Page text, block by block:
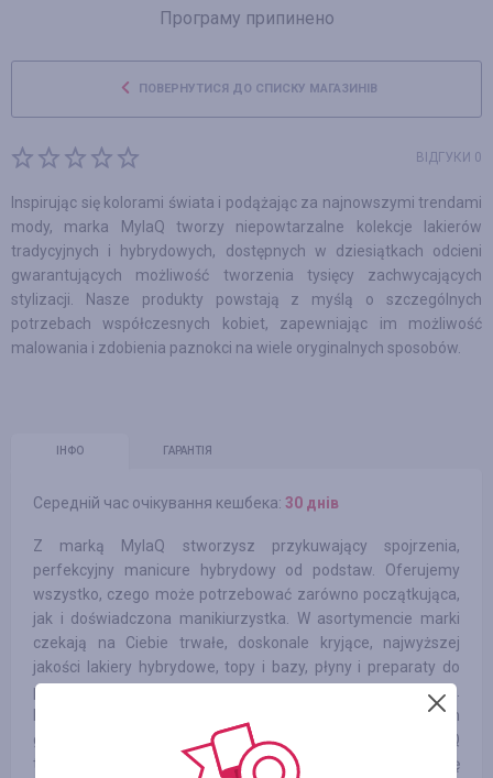
Програму припинено
ПОВЕРНУТИСЯ ДО СПИСКУ МАГАЗИНІВ
ВІДГУКИ 0
Inspirując się kolorami świata i podążając za najnowszymi trendami
mody, marka MylaQ tworzy niepowtarzalne kolekcje lakierów
tradycyjnych i hybrydowych, dostępnych w dziesiątkach odcieni
gwarantujących możliwość tworzenia tysięcy zachwycających
stylizacji. Nasze produkty powstają z myślą o szczególnych
potrzebach współczesnych kobiet, zapewniając im możliwość
malowania i zdobienia paznokci na wiele oryginalnych sposobów.
ІНФО ГАРАНТІЯ
Середній час очікування кешбека: 30 днів
Z marką MylaQ stworzysz przykuwający spojrzenia,
perfekcyjny manicure hybrydowy od podstaw. Oferujemy
wszystko, czego może potrzebować zarówno początkująca,
jak i doświadczona manikiurzystka. W asortymencie marki
czekają na Ciebie trwałe, doskonale kryjące, najwyższej
jakości lakiery hybrydowe, topy i bazy, płyny i preparaty do
paznokci, a także różnego rodzaju akcesoria do ich zdobienia.
Hybrydy MylaQ to również produkty nadające paznokciom
głęboką barwę, jedwabistą gładkość i delikatny połysk. MylaQ
to także profesjonalny sprzęt do manicure, który przyda się